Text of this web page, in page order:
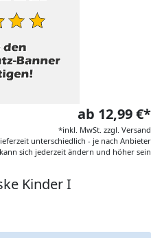
ab 12,99 €*
*inkl. MwSt. zzgl. Versand
unterschiedlich - je nach Anbieter
sich jederzeit ändern und höher sein
Kinder I